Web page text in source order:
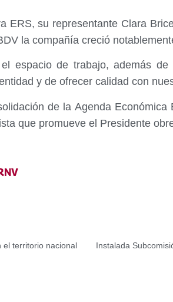
ERS, su representante Clara
la compañía creció
espacio de trabajo, además
y de ofrecer calidad con
de la Agenda
que promueve el Presidente
el territorio nacional